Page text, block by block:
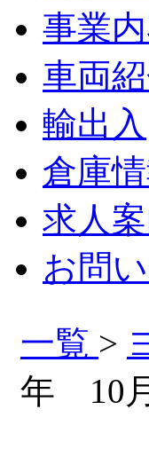
事業
車両
輸出入
倉庫
求人
お問
一覧 >
年 10